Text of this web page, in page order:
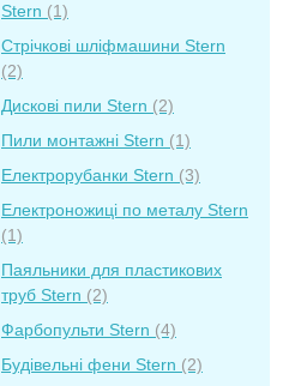
Stern (1)
Стрічкові шліфмашини Stern
(2)
Дискові пили Stern (2)
Пили монтажні Stern (1)
Електрорубанки Stern (3)
Електроножиці по металу Stern
(1)
Паяльники для пластикових
труб Stern (2)
Фарбопульти Stern (4)
Будівельні фени Stern (2)